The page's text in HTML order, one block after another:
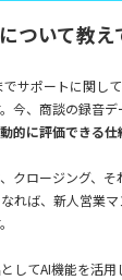
について教え
でサポートに関し
今、商談の録音
的に評価できる仕
クロージング、
れば、新人営業
してAI機能を活